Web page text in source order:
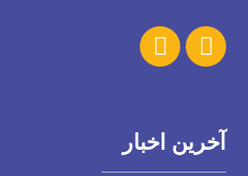
آخرین اخبار